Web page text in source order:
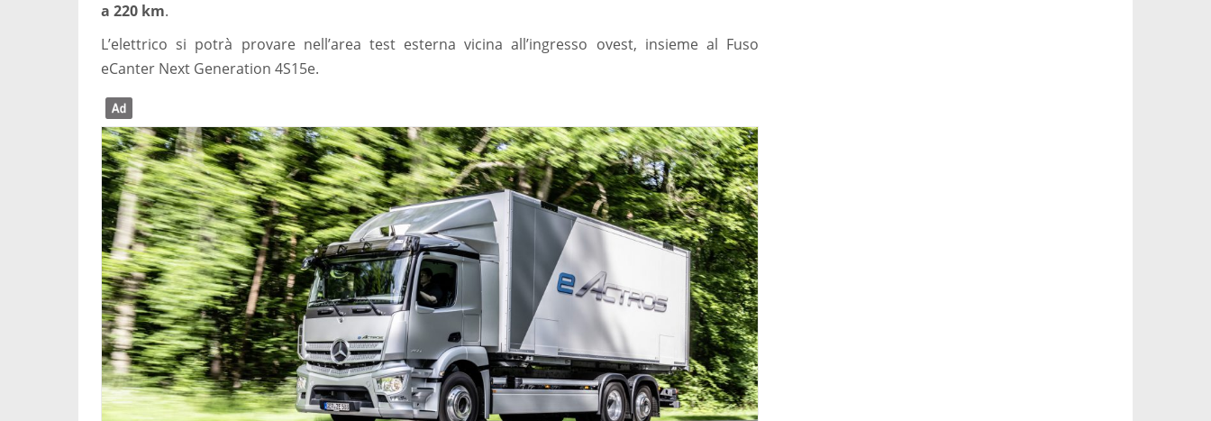
a 220 km.
L’elettrico si potrà provare nell’area test esterna vicina all’ingresso ovest, insieme al Fuso
eCanter Next Generation 4S15e.